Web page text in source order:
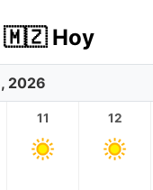
🇲🇿 Hoy
2026
11 12